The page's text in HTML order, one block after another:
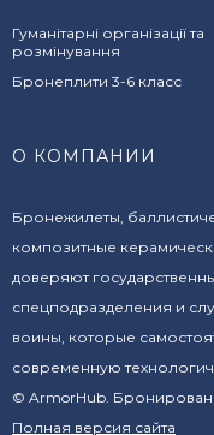
Гуманітарні організації та
розмінування
Бронеплити 3-6 класс
О КОМПАНИИ
Бронежилеты,
композитные
доверяют
спецподразделения и
воины, которые
современную
© ArmorHub.
Полная версия сайта